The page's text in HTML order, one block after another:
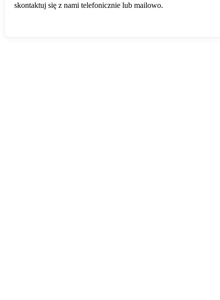
skontaktuj się z nami telefonicznie lub mailowo.